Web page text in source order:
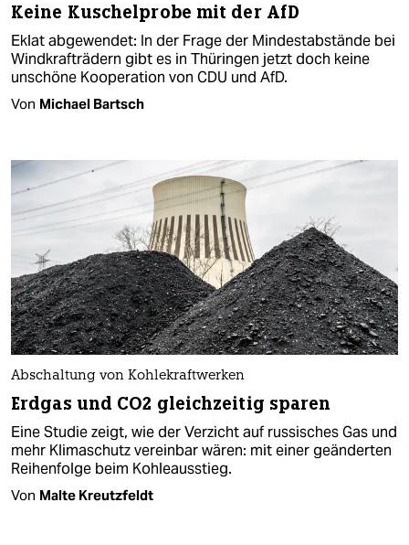
Keine Kuschelprobe mit der AfD
Eklat abgewendet: In der Frage der Mindestabstände bei
Windkrafträdern gibt es in Thüringen jetzt doch keine
unschöne Kooperation von CDU und AfD.
Von Michael Bartsch
Abschaltung von Kohlekraftwerken
Erdgas und CO2 gleichzeitig sparen
Eine Studie zeigt, wie der Verzicht auf russisches Gas und
mehr Klimaschutz vereinbar wären: mit einer geänderten
Reihenfolge beim Kohleausstieg.
Von Malte Kreutzfeldt